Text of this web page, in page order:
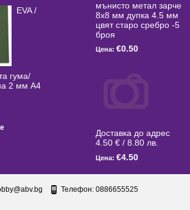
EVA /
гума/
2 мм А4
мънисто метал зарче
8x8 мм дупка 4.5 мм
цвят старо сребро -5
броя
Цена: €0.50
Доставка до адрес
4.50 € / 8.80 лв.
Цена: €4.50
Телефон: 0886655525